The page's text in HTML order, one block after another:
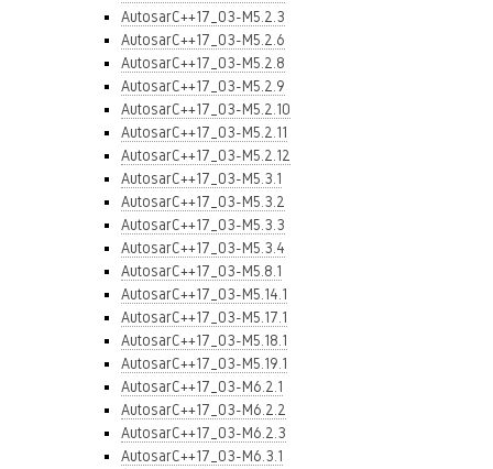
AutosarC++17_03-M5.2.3
AutosarC++17_03-M5.2.6
AutosarC++17_03-M5.2.8
AutosarC++17_03-M5.2.9
AutosarC++17_03-M5.2.10
AutosarC++17_03-M5.2.11
AutosarC++17_03-M5.2.12
AutosarC++17_03-M5.3.1
AutosarC++17_03-M5.3.2
AutosarC++17_03-M5.3.3
AutosarC++17_03-M5.3.4
AutosarC++17_03-M5.8.1
AutosarC++17_03-M5.14.1
AutosarC++17_03-M5.17.1
AutosarC++17_03-M5.18.1
AutosarC++17_03-M5.19.1
AutosarC++17_03-M6.2.1
AutosarC++17_03-M6.2.2
AutosarC++17_03-M6.2.3
AutosarC++17_03-M6.3.1